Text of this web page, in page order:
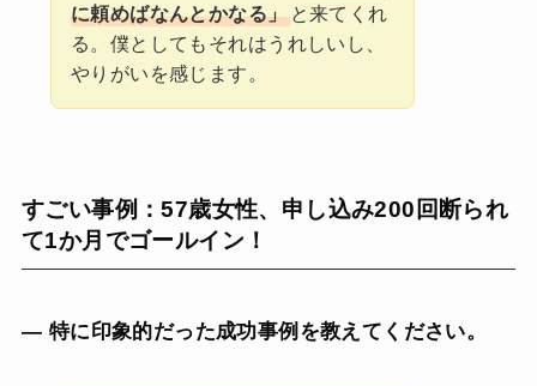
に頼めばなんとかなる」と来てくれ
る。僕としてもそれはうれしいし、
やりがいを感じます。
すごい事例：57歳女性、申し込み200回断られ
て1か月でゴールイン！
— 特に印象的だった成功事例を教えてください。